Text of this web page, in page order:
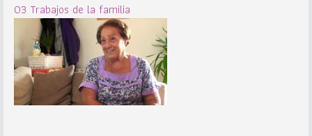
03 Trabajos de la familia